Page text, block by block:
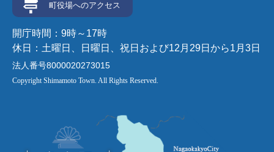
町役場へのアクセス
開庁時間：9時～17時
休日：土曜日、日曜日、祝日および12月29日から1月3日
法人番号8000020273015
Copyright Shimamoto Town. All Rights Reserved.